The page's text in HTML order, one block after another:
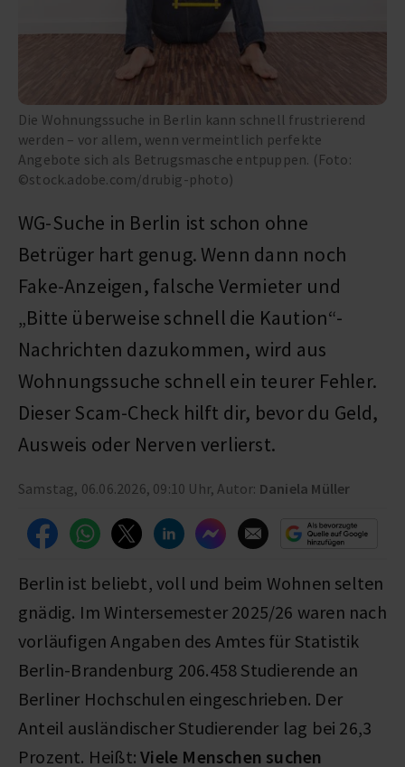
Die Wohnungssuche in Berlin kann schnell frustrierend
werden – vor allem, wenn vermeintlich perfekte
Angebote sich als Betrugsmasche entpuppen. (Foto:
©stock.adobe.com/drubig-photo)
WG-Suche in Berlin ist schon ohne
Betrüger hart genug. Wenn dann noch
Fake-Anzeigen, falsche Vermieter und
„Bitte überweise schnell die Kaution“-
Nachrichten dazukommen, wird aus
Wohnungssuche schnell ein teurer Fehler.
Dieser Scam-Check hilft dir, bevor du Geld,
Ausweis oder Nerven verlierst.
Samstag, 06.06.2026, 09:10 Uhr, Autor: Daniela Müller
Berlin ist beliebt, voll und beim Wohnen selten
gnädig. Im Wintersemester 2025/26 waren nach
vorläufigen Angaben des Amtes für Statistik
Berlin-Brandenburg 206.458 Studierende an
Berliner Hochschulen eingeschrieben. Der
Anteil ausländischer Studierender lag bei 26,3
Prozent. Heißt:Viele Menschen suchen